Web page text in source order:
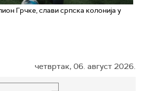
Грчке, слави српска колонија у
четвртак, 06. август 2026.